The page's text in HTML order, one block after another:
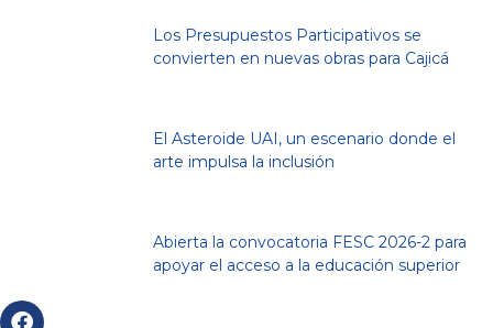
Los Presupuestos Participativos se
convierten en nuevas obras para Cajicá
El Asteroide UAI, un escenario donde el
arte impulsa la inclusión
Abierta la convocatoria FESC 2026-2 para
apoyar el acceso a la educación superior